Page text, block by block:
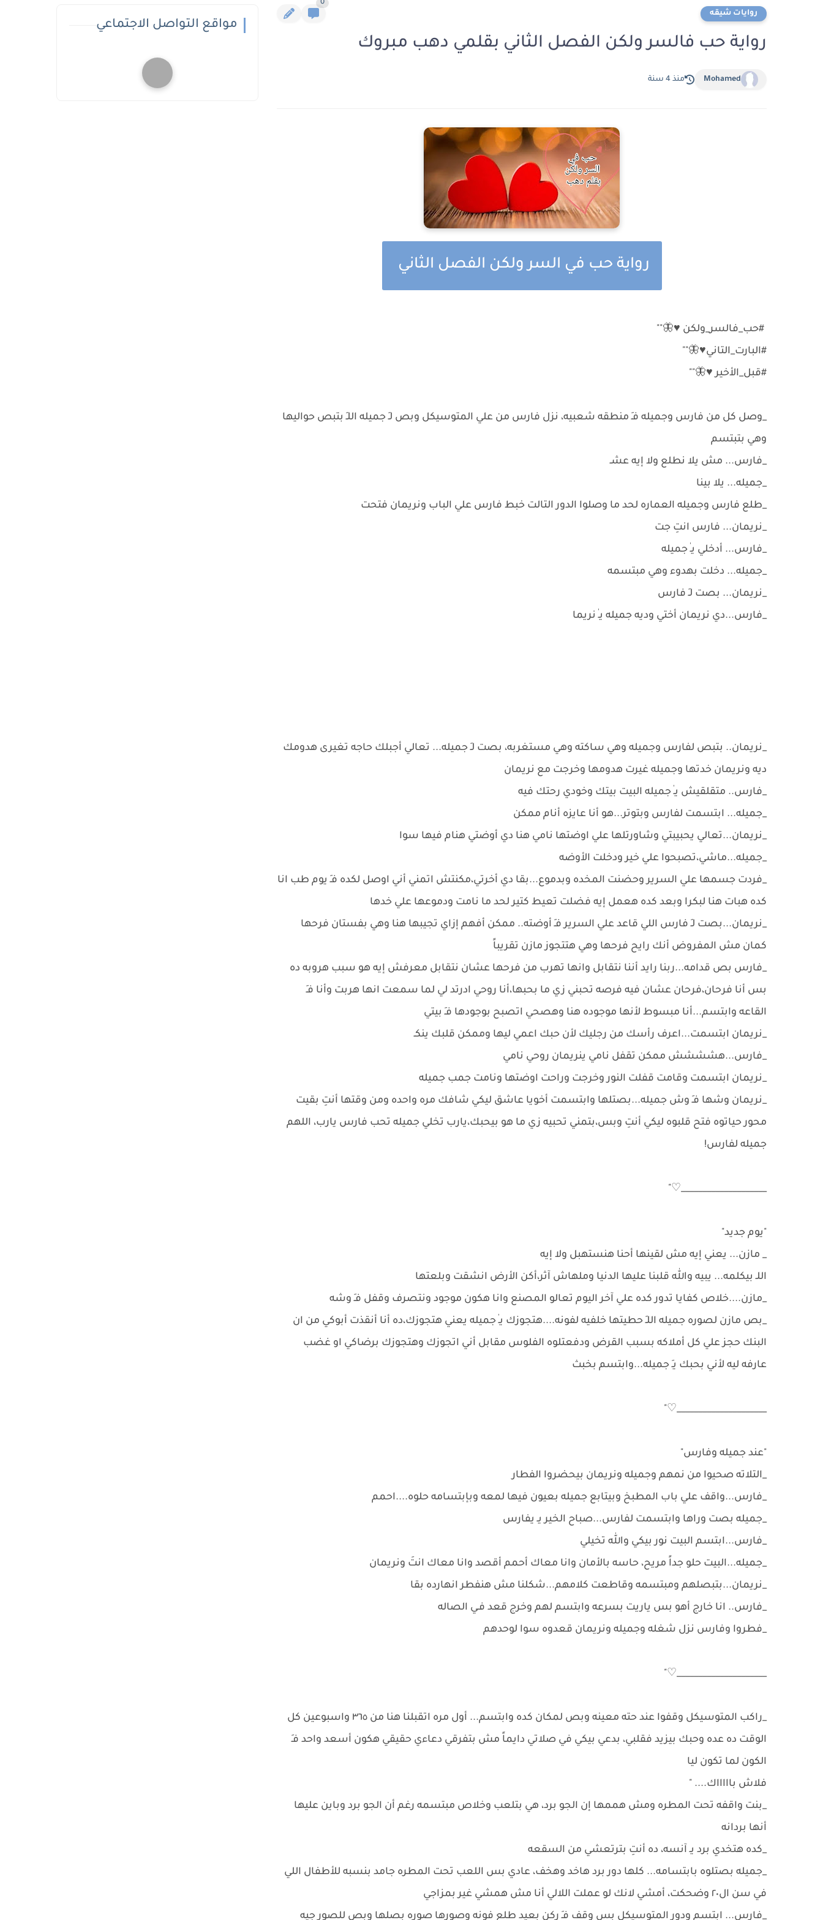
روايات شيقه
0
رواية حب فالسر ولكن الفصل الثاني بقلمي دهب مبروك
Mohamed منذ 4 سنة
رواية حب في السر ولكن الفصل الثاني
#حب_فالسر_ولكن ♥🦋""
#البارت_التاني♥🦋""
#قبل_الأخير ♥🦋""
_وصل كل من فارس وجميله فـِ منطقه شعبيه، نزل فارس من علي المتوسيكل وبص لـِ جميله اللـِ بتبص حواليها
وهي بتبتسم
_فارس... مش يلا نطلع ولا إيه عشـ
_جميله... يلا بينا
_طلع فارس وجميله العماره لحد ما وصلوا الدور التالت خبط فارس علي الباب ونريمان فتحت
_نريمان... فارس انتِ جت
_فارس... أدخلي يـٰ جميله
_جميله... دخلت بهدوء وهي مبتسمه
_نريمان... بصت لـِ فارس
_فارس...دي نريمان أختي وديه جميله يـٰ نريما
_نريمان.. بتبص لفارس وجميله وهي ساكته وهي مستغربه، بصت لـِ جميله... تعالي أجبلك حاجه تغيرى هدومك
ديه ونريمان خدتها وجميله غيرت هدومها وخرجت مع نريمان
_فارس.. متقلقيش يـٰ جميله البيت بيتك وخودي رحتك فيه
_جميله... ابتسمت لفارس وبتوتر...هو أنا عايزه أنام ممكن
_نريمان...تعالي يحبيبتي وشاورتلها علي اوضتها نامي هنا دي أوضتي هنام فيها سوا
_جميله...ماشي،تصبحوا علي خير ودخلت الأوضه
_فردت جسمها علي السرير وحضنت المخده وبدموع...بقا دي أخرتي،مكنتش اتمني أني اوصل لكده فـِ يوم طب انا
كده هبات هنا لبكرا وبعد كده هعمل إيه فضلت تعيط كتير لحد ما نامت ودموعها علي خدها
_نريمان...بصت لـِ فارس اللي قاعد علي السرير فـِ أوضته.. ممكن أفهم إزاي تجيبها هنا وهي بفستان فرحها
كمان مش المفروض أنك رايح فرحها وهي هتتجوز مازن تقريباً
_فارس بص قدامه...ربنا رايد أننا نتقابل وانها تهرب من فرحها عشان نتقابل معرفش إيه هو سبب هروبه ده
بس أنا فرحان،فرحان عشان فيه فرصه تحبني زي ما بحبها،أنا روحي ادرتد لي لما سمعت انها هربت وأنا فـِ
القاعه وابتسم...أنا مبسوط لأنها موجوده هنا وهصحي اتصبح بوجودها فـِ بيتي
_نريمان ابتسمت...اعرف رأسك من رجليك لأن حبك اعمي ليها وممكن قلبك ينكـ
_فارس...هشششش ممكن تقفل نامي ينريمان روحي نامي
_نريمان ابتسمت وقامت قفلت النور وخرجت وراحت اوضتها ونامت جمب جميله
_نريمان وشها فـِ وش جميله...بصتلها وابتسمت أخويا عاشق ليكي شافك مره واحده ومن وقتها أنتِ بقيت
محور حياتوه فتح قلبوه ليكي أنتِ وبس،بتمني تحبيه زي ما هو بيحبك،يارب تخلي جميله تحب فارس يارب، اللهم
جميله لفارس!
____________________♡"
"يوم جديد"
_ مازن... يعني إيه مش لقينها أحنا هنستهبل ولا إيه
اللـ بيكلمه... يبيه والله قلبنا عليها الدنيا وملهاش آثر،أكن الأرض انشقت وبلعتها
_مازن....خلاص كفايا تدور كده علي آخر اليوم تعالو المصنع وانا هكون موجود ونتصرف وقفل فـِ وشه
_بص مازن لصوره جميله اللـِ حطيتها خلفيه لفونه....هتجوزك يـٰ جميله يعني هتجوزك،ده أنا أنقذت أبوكي من ان
البنك حجز علي كل أملاكه بسبب القرض ودفعتلوه الفلوس مقابل أني اتجوزك وهتجوزك برضاكي او غضب
عارفه ليه لأني بحبك يـَ جميله...وابتسم بخبث
_____________________♡"
"عند جميله وفارس"
_التلاته صحيوا من نمهم وجميله ونريمان بيحضروا الفطار
_فارس...واقف علي باب المطبخ وبيتابع جميله بعيون فيها لمعه وبإبتسامه حلوه....احمم
_جميله بصت وراها وابتسمت لفارس...صباح الخير يـ يفارس
_فارس...ابتسم البيت نور بيكي والله تخيلي
_جميله...البيت حلو جداً مريح، حاسه بالأمان وانا معاك أحمم أقصد وانا معاك انتَ ونريمان
_نريمان...بتبصلهم ومبتسمه وقاطعت كلامهم...شكلنا مش هنفطر انهارده بقا
_فارس.. انا خارج أهو بس ياريت بسرعه وابتسم لهم وخرج قعد فـي الصاله
_فطروا وفارس نزل شغله وجميله ونريمان قعدوه سوا لوحدهم
_____________________♡"
_راكب المتوسيكل وقفوا عند حته معينه وبص لمكان كده وابتسم... أول مره اتقبلنا هنا من ٣٦٥ واسبوعين كل
الوقت ده عده وحبك بيزيد فقلبي، بدعي بيكي في صلاتي دايماً مش بتفرقي دعاءي حقيقي هكون أسعد واحد فـِ
الكون لما تكون ليا
فلاش باااااك.... "
_بنت واقفه تحت المطره ومش هممها إن الجو برد، هي بتلعب وخلاص مبتسمه رغم أن الجو برد وباين عليها
أنها بردانه
_كده هتخدي برد يـ آنسه، ده أنتِ بترتعشي من السقعه
_جميله بصتلوه بابتسامه... كلها دور برد هاخد وهخف، عادي بس اللعب تحت المطره جامد بنسبه للأطفال اللي
في سن ال٢٠ وضحكت، أمشي لانك لو عملت اللالي أنا مش همشي غير بمزاجي
_فارس... ابتسم ودور المتوسيكل بس وقف فـِ ركن بعيد طلع فونه وصورها صوره بصلها وبص للصور جيه
مواقع التواصل الاجتماعي